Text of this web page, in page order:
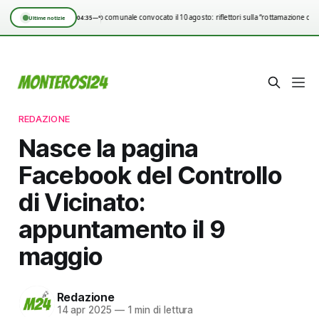
Ultime notizie 04:35—°
Consiglio comunale convocato il 10 agosto: riflettori sulla “rottamazione
REDAZIONE
Nasce la pagina
Facebook del Controllo
di Vicinato:
appuntamento il 9
maggio
Redazione
14 apr 2025 —1 min di lettura